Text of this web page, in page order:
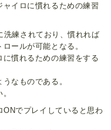
ャイロに慣れるための練習
洗練されており、慣れれば
ールが可能となる。
慣れるための練習をする
なものである。
ONでプレイしていると思わ